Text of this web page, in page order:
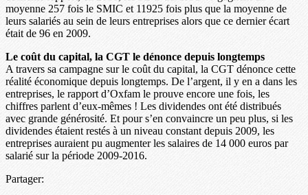
moyenne 257 fois le SMIC et 11925 fois plus que la moyenne de
leurs salariés au sein de leurs entreprises alors que ce dernier écart
était de 96 en 2009.
Le coût du capital, la CGT le dénonce depuis longtemps
A travers sa campagne sur le coût du capital, la CGT dénonce cette
réalité économique depuis longtemps. De l’argent, il y en a dans les
entreprises, le rapport d’Oxfam le prouve encore une fois, les
chiffres parlent d’eux-mêmes ! Les dividendes ont été distribués
avec grande générosité. Et pour s’en convaincre un peu plus, si les
dividendes étaient restés à un niveau constant depuis 2009, les
entreprises auraient pu augmenter les salaires de 14 000 euros par
salarié sur la période 2009-2016.
Partager: